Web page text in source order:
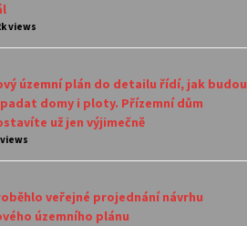
views
územní plán do detailu řídí, jak budou
domy i ploty. Přízemní dům
už jen výjimečně
veřejné projednání návrhu
územního plánu